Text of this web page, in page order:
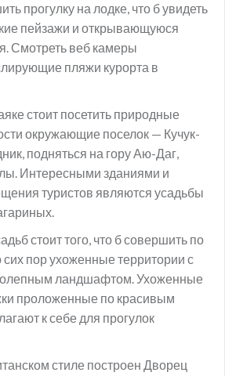
прогулку на лодке, что б увидеть
пейзажи и открывающуюся
Смотреть веб камеры
пляжи курорта в
стоит посетить природные
окружающие поселок — Кучук-
подняться на гору Аю-Даг,
Интересными зданиями и
туристов являются усадьбы
стоит того, что б совершить по
сих пор ухоженные территории с
ландшафтом. Ухоженные
проложенные по красивым
к себе для прогулок
стиле построен Дворец